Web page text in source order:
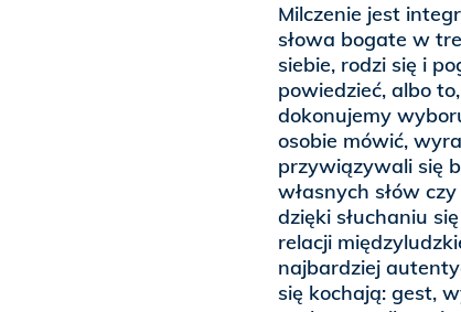
Milczenie jest
słowa bogate w
siebie, rodzi się i
powiedzieć, albo
dokonujemy
osobie mówić,
przywiązywali się
własnych słów
dzięki słuchaniu
relacji
najbardziej
się kochają: gest,